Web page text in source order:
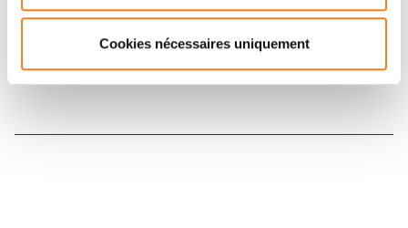
Cookies nécessaires uniquement
Inscrivez-vous à la newsletter